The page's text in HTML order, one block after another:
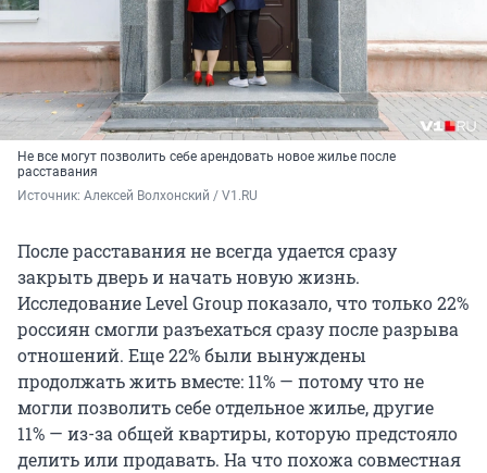
Не все могут позволить себе арендовать новое жилье после
расставания
Источник: Алексей Волхонский / V1.RU
После расставания не всегда удается сразу
закрыть дверь и начать новую жизнь.
Исследование Level Group показало, что только 22%
россиян смогли разъехаться сразу после разрыва
отношений. Еще 22% были вынуждены
продолжать жить вместе: 11% — потому что не
могли позволить себе отдельное жилье, другие
11% — из-за общей квартиры, которую предстояло
делить или продавать. На что похожа совместная